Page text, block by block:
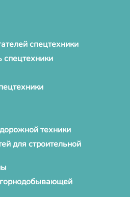
спецтехники
спецтехники
техники
для строительной